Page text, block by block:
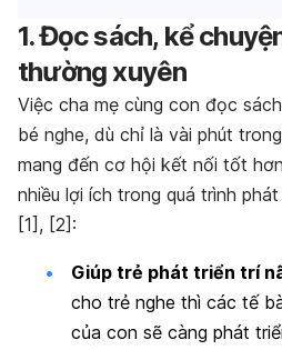
1. Đọc sách, kể
thường xuyên
Việc cha mẹ cùng con đọc
bé nghe, dù chỉ là vài phút
mang đến cơ hội kết nối tốt
nhiều lợi ích trong quá trình
[1], [2]:
Giúp trẻ phát triển trí
cho trẻ nghe thì các tế
của con sẽ càng phát